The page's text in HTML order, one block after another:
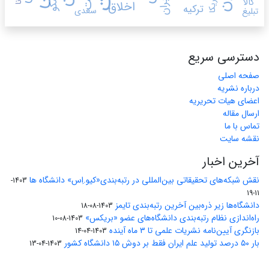
اخلاق ترکیه سعدی تبلیغ
دسترسی سریع
صفحه اصلی
درباره نشریه
اعضای هیات تحریریه
ارسال مقاله
تماس با ما
نقشه سایت
آخرین اخبار
نقش شبکه‌های تحقیقاتی بین‌المللی در رتبه‌بندی«کیو.اِس» دانشگاه ها
1403-
11-19
دانشگاه‌ها زیر ذره‌بین آخرین رتبه‌بندی تایمز 1403-08-18
راه‌اندازی نظام رتبه‌بندی دانشگاه‌‌های عضو «بریکس» 1403-08-10
بازنگری آیین‌نامه نشریات علمی تا ۳ ماه آینده 1403-04-14
بار ۵۰ درصد تولید علم ایران فقط بر دوش ۱۵ دانشگاه کشور 1403-04-13